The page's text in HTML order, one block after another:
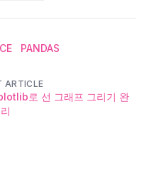
PANDAS
ARTICLE
로 선 그래프 그리기 완